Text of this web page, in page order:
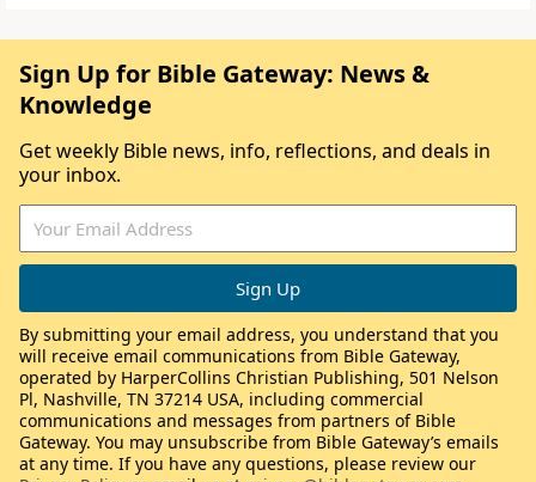
Sign Up for Bible Gateway: News &
Knowledge
Get weekly Bible news, info, reflections, and deals in
your inbox.
By submitting your email address, you understand that you
will receive email communications from Bible Gateway,
operated by HarperCollins Christian Publishing, 501 Nelson
Pl, Nashville, TN 37214 USA, including commercial
communications and messages from partners of Bible
Gateway. You may unsubscribe from Bible Gateway’s emails
at any time. If you have any questions, please review our